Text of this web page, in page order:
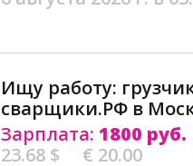
Ищу работу:
сварщики.РФ в
Зарплата: 1800 руб.
23.68 $
€ 20.00